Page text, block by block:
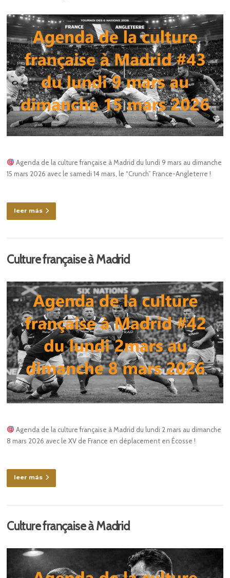
Agenda de la culture française à Madrid du lundi 9 mars au dimanche
15 mars 2026 avec le samedi 14 mars, le “Crunch” France-Angleterre !
leer más
Culture française à Madrid
Agenda de la culture française à Madrid du lundi 2 mars au dimanche
8 mars 2026 avec le XV de France en déplacement en Écosse !
leer más
Culture française à Madrid